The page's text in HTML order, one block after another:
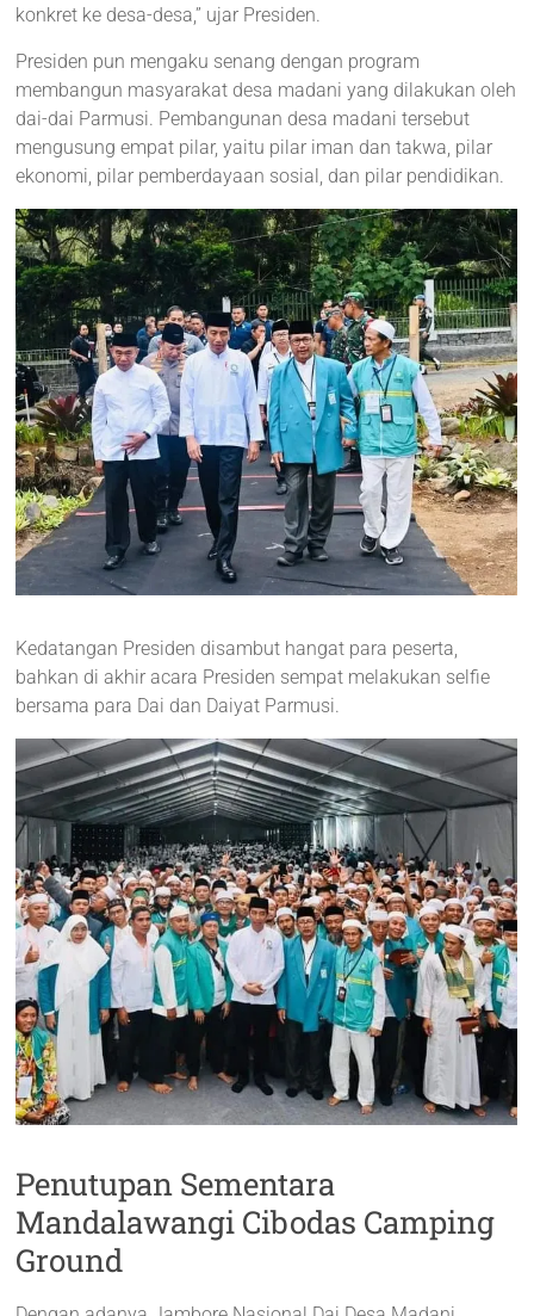
konkret ke desa-desa,” ujar Presiden.
Presiden pun mengaku senang dengan program
membangun masyarakat desa madani yang dilakukan oleh
dai-dai Parmusi. Pembangunan desa madani tersebut
mengusung empat pilar, yaitu pilar iman dan takwa, pilar
ekonomi, pilar pemberdayaan sosial, dan pilar pendidikan.
Kedatangan Presiden disambut hangat para peserta,
bahkan di akhir acara Presiden sempat melakukan selfie
bersama para Dai dan Daiyat Parmusi.
Penutupan Sementara
Mandalawangi Cibodas Camping
Ground